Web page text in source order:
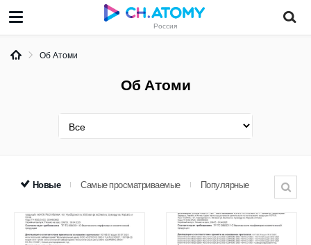
Россия
Об Атоми
Об Атоми
Новые Самые просматриваемые Популярные